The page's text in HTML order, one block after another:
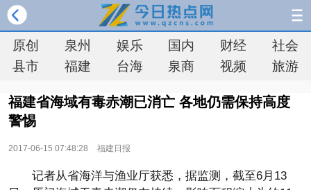
原创 泉州 娱乐 国内 财经
社会
县市
福建 台海 泉商 视频 旅游
福建省海域有毒赤潮已消亡 各地仍需保持高度
警惕
2017-06-15 07:48:28 福建日报
记者从省海洋与渔业厅获悉，据监测，截至6月13